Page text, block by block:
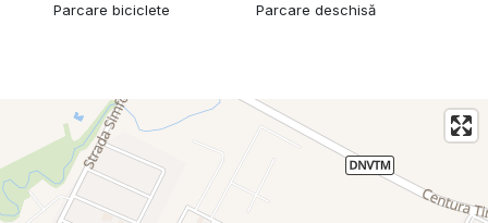
Parcare biciclete Parcare deschisă